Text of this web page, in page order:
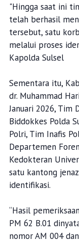
"Hingga saat ini
telah berhasil
tersebut, satu
melalui proses
Kapolda Sulsel
Sementara itu,
dr. Muhammad
Januari 2026, Tim
Biddokkes Polda
Polri, Tim Inafis
Departemen
Kedokteran
satu kantong
identifikasi.
“Hasil
PM 62 B.01
nomor AM 004